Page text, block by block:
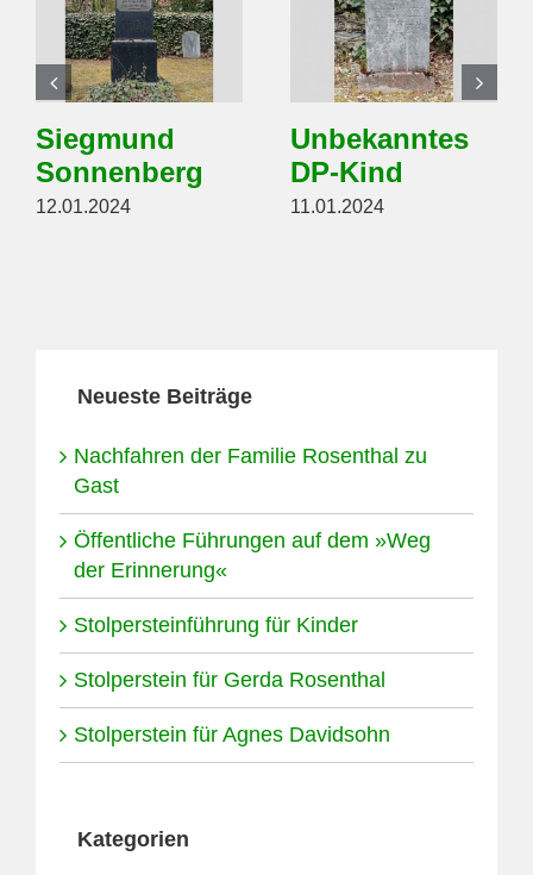
Siegmund
Sonnenberg
12.01.2024
Unbekanntes
DP-Kind
11.01.2024
Neueste Beiträge
Nachfahren der Familie Rosenthal zu
Gast
Öffentliche Führungen auf dem »Weg
der Erinnerung«
Stolpersteinführung für Kinder
Stolperstein für Gerda Rosenthal
Stolperstein für Agnes Davidsohn
Kategorien